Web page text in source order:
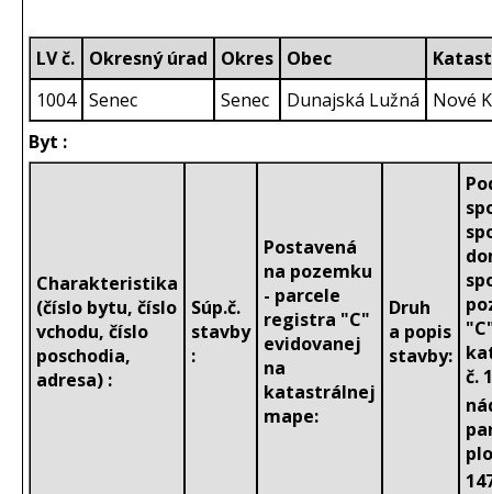
LV č. Okresný úrad Okres Obec
1004 Senec Senec Dunajská Lužná
Nové
Byt :
Charakteristika
(číslo bytu, číslo
vchodu, číslo
poschodia,
adresa) :
Súp.č.
stavby
:
Postavená
na pozemku
- parcele
registra "C"
evidovanej
na
katastrálnej
mape:
Druh
a popis
stavby:
č.